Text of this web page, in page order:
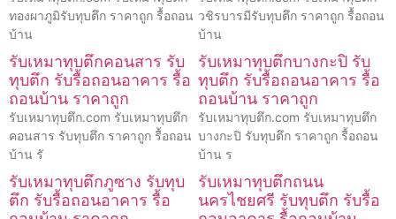
ทองผาภูมิรับทุบตึก ราคาถูก รื้อถอน
บ้าน
วชิรบารมีรับทุบตึก ราคาถูก รื้อถอน
บ้าน
รับเหมาทุบตึกคอนสาร รับ
ทุบตึก รับรื้อถอนอาคาร รื้อ
ถอนบ้าน ราคาถูก
รับเหมาทุบตึก.com รับเหมาทุบตึก
คอนสาร รับทุบตึก ราคาถูก รื้อถอน
บ้าน รั
รับเหมาทุบตึกบางกะปิ รับ
ทุบตึก รับรื้อถอนอาคาร รื้อ
ถอนบ้าน ราคาถูก
รับเหมาทุบตึก.com รับเหมาทุบตึก
บางกะปิ รับทุบตึก ราคาถูก รื้อถอน
บ้าน ร
รับเหมาทุบตึกภูซาง รับทุบ
ตึก รับรื้อถอนอาคาร รื้อ
รับเหมาทุบตึกถนน
นครไชยศรี รับทุบตึก รับรื้อ